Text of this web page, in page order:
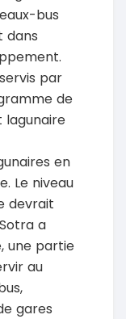
bus
dans
par
de
en
Le niveau
devrait
a
une partie
au
gares